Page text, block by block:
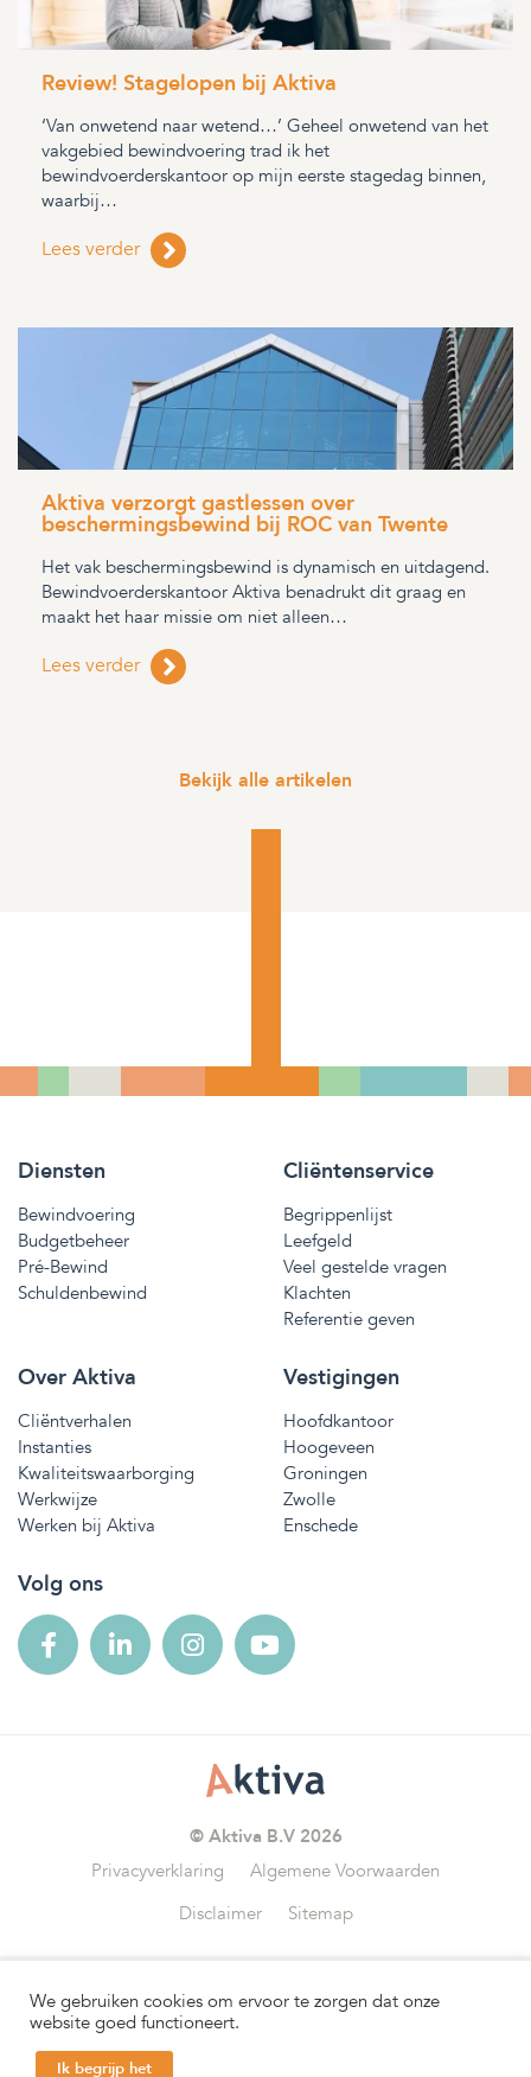
Review! Stagelopen bij Aktiva
‘Van onwetend naar wetend…’ Geheel onwetend van het
vakgebied bewindvoering trad ik het
bewindvoerderskantoor op mijn eerste stagedag binnen,
waarbij…
Lees verder
Aktiva verzorgt gastlessen over
beschermingsbewind bij ROC van Twente
Het vak beschermingsbewind is dynamisch en uitdagend.
Bewindvoerderskantoor Aktiva benadrukt dit graag en
maakt het haar missie om niet alleen…
Lees verder
Bekijk alle artikelen
Diensten
Bewindvoering
Budgetbeheer
Pré-Bewind
Schuldenbewind
Cliëntenservice
Begrippenlijst
Leefgeld
Veel gestelde vragen
Klachten
Referentie geven
Over Aktiva
Cliëntverhalen
Instanties
Kwaliteitswaarborging
Werkwijze
Werken bij Aktiva
Vestigingen
Hoofdkantoor
Hoogeveen
Groningen
Zwolle
Enschede
Volg ons
© Aktiva B.V 2026
Privacyverklaring
Algemene Voorwaarden
Disclaimer
Sitemap
Wij zijn aangesloten bij
We gebruiken cookies om ervoor te zorgen dat onze
website goed functioneert.
Ik begrijp het